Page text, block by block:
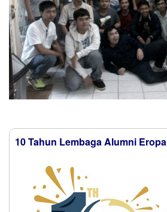
10 Tahun Lembaga Alumni Eropa